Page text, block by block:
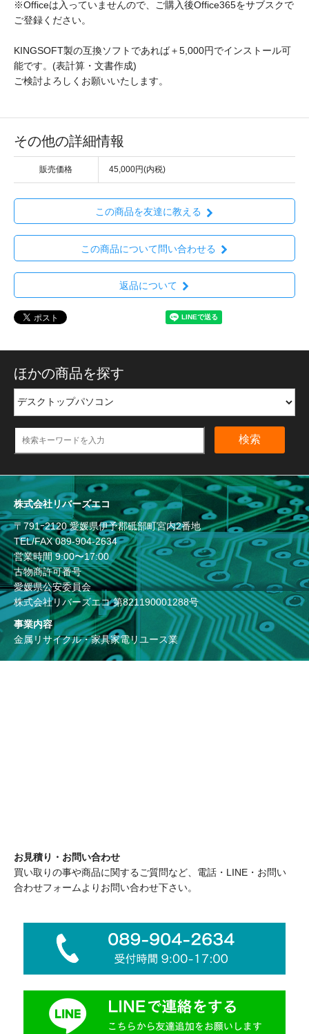
※Officeは入っていませんので、ご購入後Office365をサブスクで
ご登録ください。
KINGSOFT製の互換ソフトであれば＋5,000円でインストール可
能です。(表計算・文書作成)
ご検討よろしくお願いいたします。
その他の詳細情報
販売価格 45,000円(内税)
この商品を友達に教える
この商品について問い合わせる
返品について
ほかの商品を探す
検索
株式会社リバーズエコ
〒791ｰ2120 愛媛県伊予郡砥部町宮内2番地
TEL/FAX089-904-2634
営業時間 9:00〜17:00
古物商許可番号
愛媛県公安委員会
株式会社リバーズエコ 第821190001288号
事業内容
金属リサイクル・家具家電リユース業
お見積り・お問い合わせ
買い取りの事や商品に関するご質問など、電話・LINE・お問い
合わせフォームよりお問い合わせ下さい。